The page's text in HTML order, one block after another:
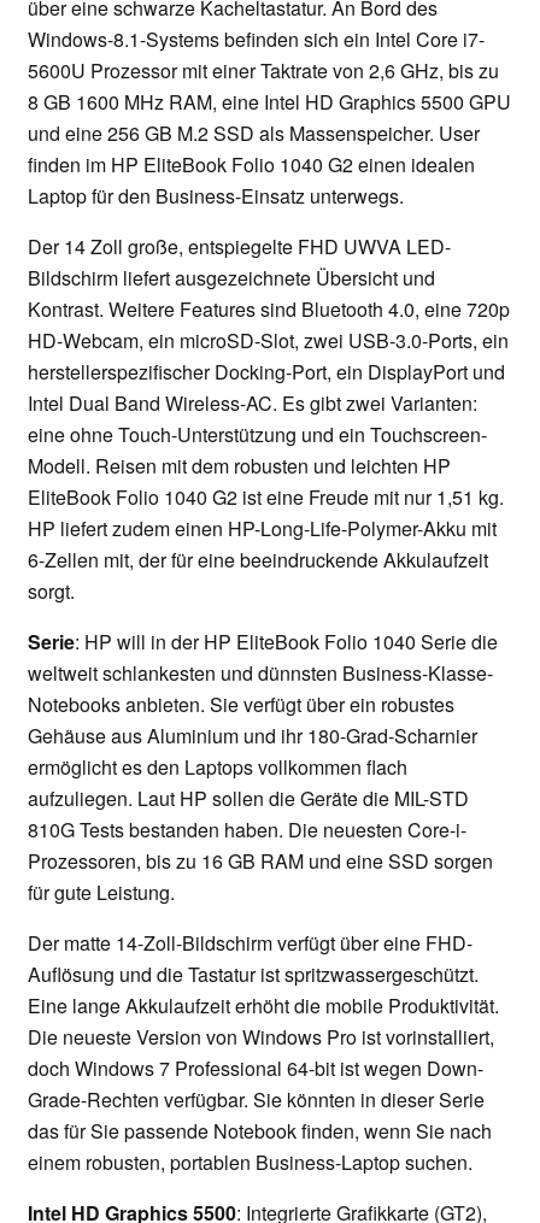
über eine schwarze Kacheltastatur. An Bord des
Windows-8.1-Systems befinden sich ein Intel Core i7-
5600U Prozessor mit einer Taktrate von 2,6 GHz, bis zu
8 GB 1600 MHz RAM, eine Intel HD Graphics 5500 GPU
und eine 256 GB M.2 SSD als Massenspeicher. User
finden im HP EliteBook Folio 1040 G2 einen idealen
Laptop für den Business-Einsatz unterwegs.
Der 14 Zoll große, entspiegelte FHD UWVA LED-
Bildschirm liefert ausgezeichnete Übersicht und
Kontrast. Weitere Features sind Bluetooth 4.0, eine 720p
HD-Webcam, ein microSD-Slot, zwei USB-3.0-Ports, ein
herstellerspezifischer Docking-Port, ein DisplayPort und
Intel Dual Band Wireless-AC. Es gibt zwei Varianten:
eine ohne Touch-Unterstützung und ein Touchscreen-
Modell. Reisen mit dem robusten und leichten HP
EliteBook Folio 1040 G2 ist eine Freude mit nur 1,51 kg.
HP liefert zudem einen HP-Long-Life-Polymer-Akku mit
6-Zellen mit, der für eine beeindruckende Akkulaufzeit
sorgt.
Serie: HP will in der HP EliteBook Folio 1040 Serie die
weltweit schlankesten und dünnsten Business-Klasse-
Notebooks anbieten. Sie verfügt über ein robustes
Gehäuse aus Aluminium und ihr 180-Grad-Scharnier
ermöglicht es den Laptops vollkommen flach
aufzuliegen. Laut HP sollen die Geräte die MIL-STD
810G Tests bestanden haben. Die neuesten Core-i-
Prozessoren, bis zu 16 GB RAM und eine SSD sorgen
für gute Leistung.
Der matte 14-Zoll-Bildschirm verfügt über eine FHD-
Auflösung und die Tastatur ist spritzwassergeschützt.
Eine lange Akkulaufzeit erhöht die mobile Produktivität.
Die neueste Version von Windows Pro ist vorinstalliert,
doch Windows 7 Professional 64-bit ist wegen Down-
Grade-Rechten verfügbar. Sie könnten in dieser Serie
das für Sie passende Notebook finden, wenn Sie nach
einem robusten, portablen Business-Laptop suchen.
Intel HD Graphics 5500: Integrierte Grafikkarte (GT2),